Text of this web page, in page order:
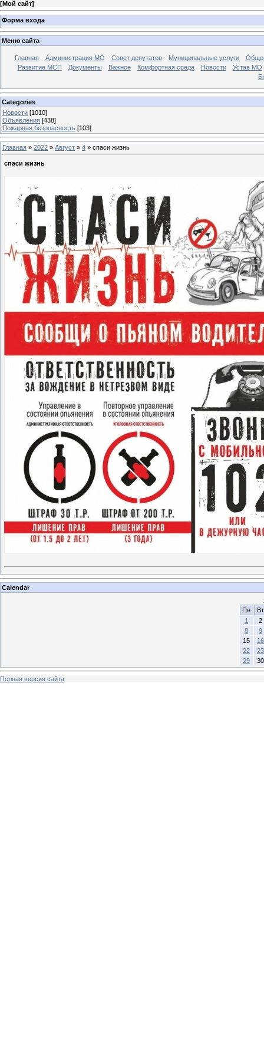
[Мой сайт]
Форма входа
Меню сайта
Главная Администрация МО Совет депутатов Муниципальные услуги
Развитие МСП
Документы Важное Комфортная среда Новости
Устав МО
Categories
Новости [1010]
Объявления [438]
Пожарная безопасность [103]
Главная » 2022 » Август » 4 » спаси жизнь
спаси жизнь
Calendar
Пн
Вт
1
2
8
9
15
16
22
23
29
30
Полная версия сайта